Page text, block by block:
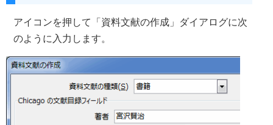
アイコンを押して「資料文献の作成」ダイアログに次
のように入力します。